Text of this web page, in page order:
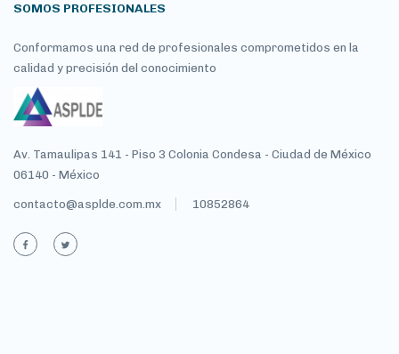
SOMOS PROFESIONALES
Conformamos una red de profesionales comprometidos en la
calidad y precisión del conocimiento
Av. Tamaulipas 141 - Piso 3 Colonia Condesa - Ciudad de México
06140 - México
contacto@asplde.com.mx 10852864